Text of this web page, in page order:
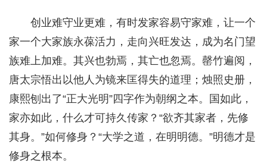
创业难守业更难，有时发家容易守家难，让一个
家一个大家族永葆活力，走向兴旺发达，成为名门望
族难上加难。其兴也勃焉，其亡也忽焉。罄竹遍阅，
唐太宗悟出以他人为镜来匡得失的道理；烛照史册，
康熙刨出了“正大光明”四字作为朝纲之本。国如此，
家亦如此，什么才可持久传家？“欲齐其家者，先修
其身。”如何修身？“大学之道，在明明德。”明德才是
修身之根本。